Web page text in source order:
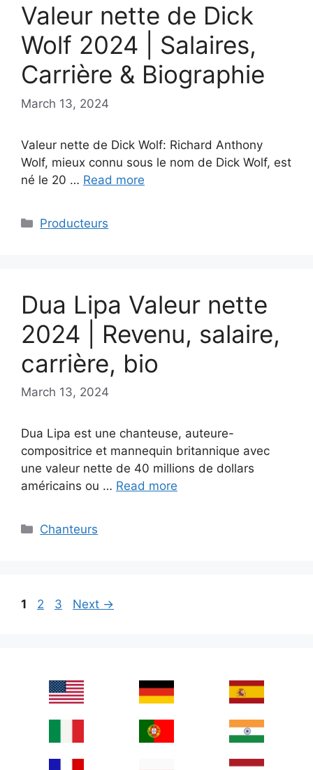
Valeur nette de Dick
Wolf 2024 | Salaires,
Carrière & Biographie
March 13, 2024
Valeur nette de Dick Wolf: Richard Anthony
Wolf, mieux connu sous le nom de Dick Wolf, est
né le 20 … Read more
Categories
Producteurs
Dua Lipa Valeur nette
2024 | Revenu, salaire,
carrière, bio
March 13, 2024
Dua Lipa est une chanteuse, auteure-
compositrice et mannequin britannique avec
une valeur nette de 40 millions de dollars
américains ou … Read more
Categories
Chanteurs
Page
1 Page
2 Page
3 Next →